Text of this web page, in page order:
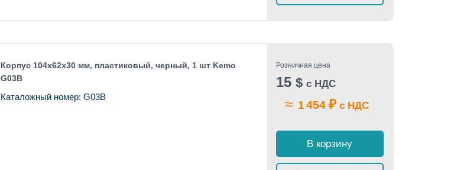
Корпус 104x62x30 мм, пластиковый, черный, 1 шт Kemo
G03B
Каталожный номер: G03B
Розничная цена
15 $ с НДС
≈ 1 454 ₽с НДС
В корзину